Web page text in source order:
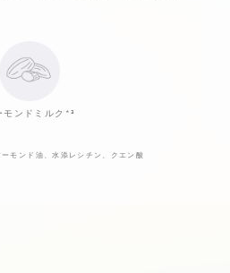
モンドミルク *³
モンド油、水添レシチン、クエン酸